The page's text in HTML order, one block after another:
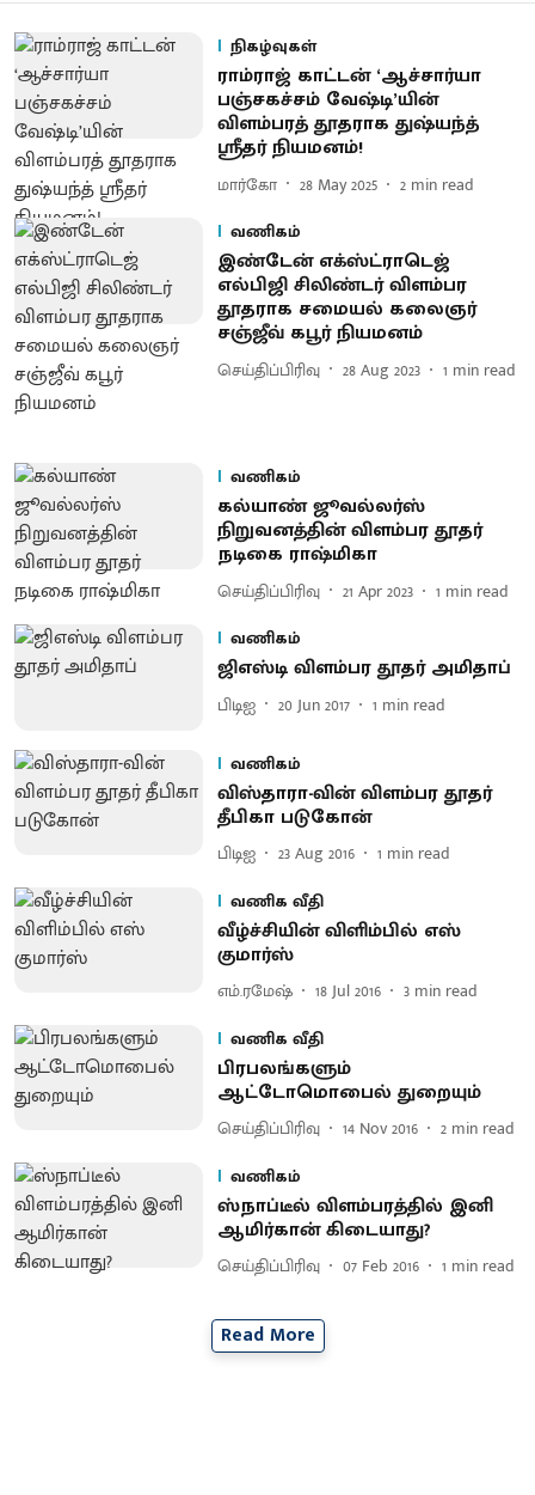
நிகழ்வுகள்
ராம்ராஜ் காட்டன் ‘ஆச்சார்யா
பஞ்சகச்சம் வேஷ்டி’யின்
விளம்பரத் தூதராக துஷ்யந்த்
ஸ்ரீதர் நியமனம்!
மார்கோ 28 May 2025 2 min read
வணிகம்
இண்டேன் எக்ஸ்ட்ராடெஜ்
எல்பிஜி சிலிண்டர் விளம்பர
தூதராக சமையல் கலைஞர்
சஞ்ஜீவ் கபூர் நியமனம்
செய்திப்பிரிவு 28 Aug 2023 1 min read
வணிகம்
கல்யாண் ஜூவல்லர்ஸ்
நிறுவனத்தின் விளம்பர தூதர்
நடிகை ராஷ்மிகா
செய்திப்பிரிவு 21 Apr 2023 1 min read
வணிகம்
ஜிஎஸ்டி விளம்பர தூதர் அமிதாப்
பிடிஐ 20 Jun 2017 1 min read
வணிகம்
விஸ்தாரா-வின் விளம்பர தூதர்
தீபிகா படுகோன்
பிடிஐ 23 Aug 2016 1 min read
வணிக வீதி
வீழ்ச்சியின் விளிம்பில் எஸ்
குமார்ஸ்
எம்.ரமேஷ் 18 Jul 2016 3 min read
வணிக வீதி
பிரபலங்களும்
ஆட்டோமொபைல் துறையும்
செய்திப்பிரிவு 14 Nov 2016 2 min read
வணிகம்
ஸ்நாப்டீல் விளம்பரத்தில் இனி
ஆமிர்கான் கிடையாது?
செய்திப்பிரிவு 07 Feb 2016 1 min read
Read More